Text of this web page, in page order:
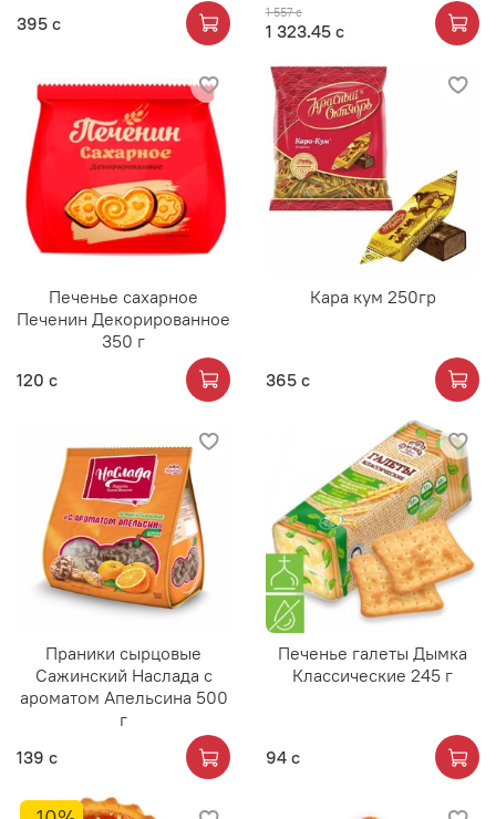
395 с 1 557 с
1 323.45 с
Печенье сахарное
Печенин Декорированное
350 г
120 с
Кара кум 250гр
365 с
Праники сырцовые
Сажинский Наслада с
ароматом Апельсина 500
г
139 с
Печенье галеты Дымка
Классические 245 г
94 с